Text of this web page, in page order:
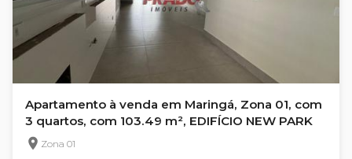
Apartamento à venda em Maringá, Zona 01, com
3 quartos, com 103.49 m², EDIFÍCIO NEW PARK
Zona 01